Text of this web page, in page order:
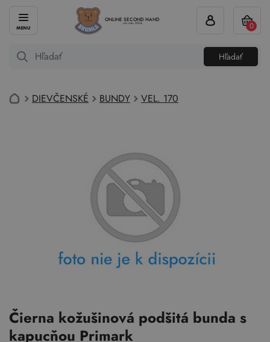
ONLINE SECOND HAND
od roku 2004
Hľadať
0
DIEVČENSKÉ BUNDY VEL. 170
Čierna kožušinová podšitá bunda s
kapucňou Primark